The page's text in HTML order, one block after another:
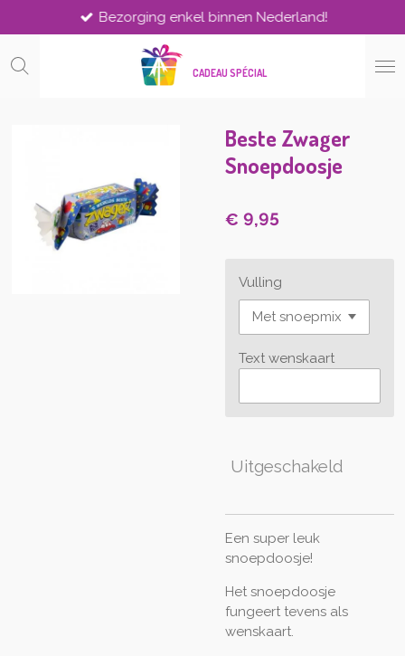
direct
naar
CADEAU SPÉCIAL
Bezorging enkel binnen Nederland!
Beste Zwager
Snoepdoosje
€ 9,95
Vulling
Text wenskaart
Uitgeschakeld
Een super leuk
snoepdoosje!
Het snoepdoosje
fungeert tevens als
wenskaart.